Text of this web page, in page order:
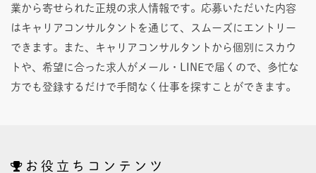
業から寄せられた正規の求人情報です。応募いただいた内容
はキャリアコンサルタントを通じて、スムーズにエントリー
できます。また、キャリアコンサルタントから個別にスカウ
トや、希望に合った求人がメール・LINEで届くので、多忙な
方でも登録するだけで手間なく仕事を探すことができます。
お役立ちコンテンツ